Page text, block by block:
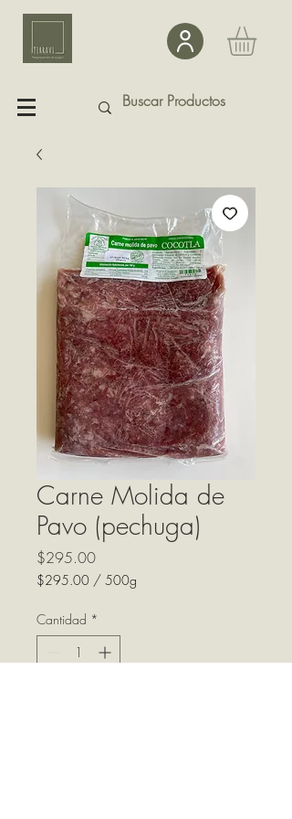
Carne Molida de
Pavo (pechuga)
$295.00Precio
$295.00 / 500g
por
500
Gramos
Cantidad *